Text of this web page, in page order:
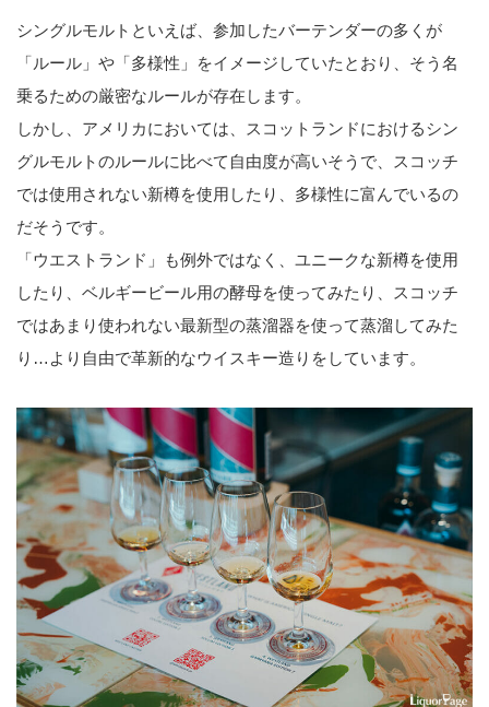
シングルモルトといえば、参加したバーテンダーの多くが
「ルール」や「多様性」をイメージしていたとおり、そう名
乗るための厳密なルールが存在します。
しかし、アメリカにおいては、スコットランドにおけるシン
グルモルトのルールに比べて自由度が高いそうで、スコッチ
では使用されない新樽を使用したり、多様性に富んでいるの
だそうです。
「ウエストランド」も例外ではなく、ユニークな新樽を使用
したり、ベルギービール用の酵母を使ってみたり、スコッチ
ではあまり使われない最新型の蒸溜器を使って蒸溜してみた
り…より自由で革新的なウイスキー造りをしています。